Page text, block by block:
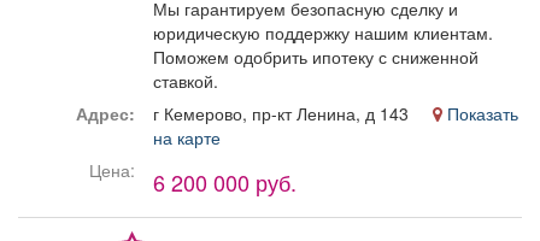
Мы гарантируем безопасную сделку и
юридическую поддержку нашим клиентам.
Поможем одобрить ипотеку с сниженной
ставкой.
Адрес:
г Кемерово, пр-кт Ленина, д 143
Показать
на карте
Цена:
6 200 000 руб.